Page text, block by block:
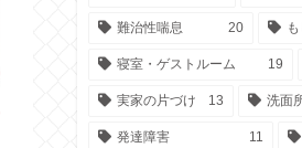
難治性喘息 20
寝室・ゲストルーム 19
実家の片づけ 13 洗面
発達障害 11